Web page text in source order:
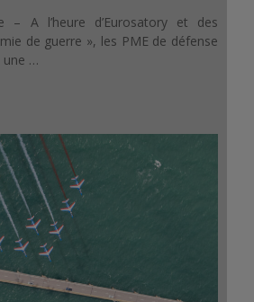
– A l’heure d’Eurosatory et des
de guerre », les PME de défense
une …